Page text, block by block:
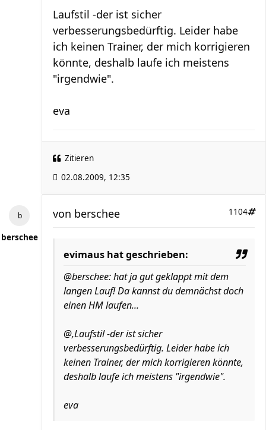
Laufstil -der ist sicher
verbesserungsbedürftig. Leider habe
ich keinen Trainer, der mich korrigieren
könnte, deshalb laufe ich meistens
"irgendwie".
eva
Zitieren
02.08.2009, 12:35
berschee
1104
von berschee
evimaus hat geschrieben:
@berschee: hat ja gut geklappt mit dem
langen Lauf! Da kannst du demnächst doch
einen HM laufen...
@,Laufstil -der ist sicher
verbesserungsbedürftig. Leider habe ich
keinen Trainer, der mich korrigieren könnte,
deshalb laufe ich meistens "irgendwie".
eva